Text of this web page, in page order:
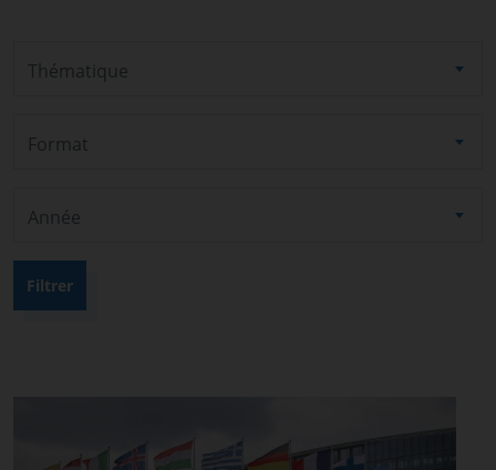
Thématique
Format
Année